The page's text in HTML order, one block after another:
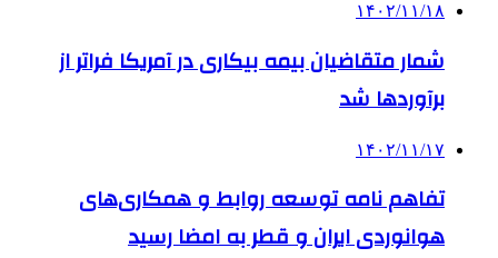
۱۴۰۲/۱۱/۱۸
شمار متقاضیان بیمه بیکاری در آمریکا فراتر از
برآوردها شد
۱۴۰۲/۱۱/۱۷
تفاهم نامه توسعه روابط و همکاری‌های
هوانوردی ایران و قطر به امضا رسید